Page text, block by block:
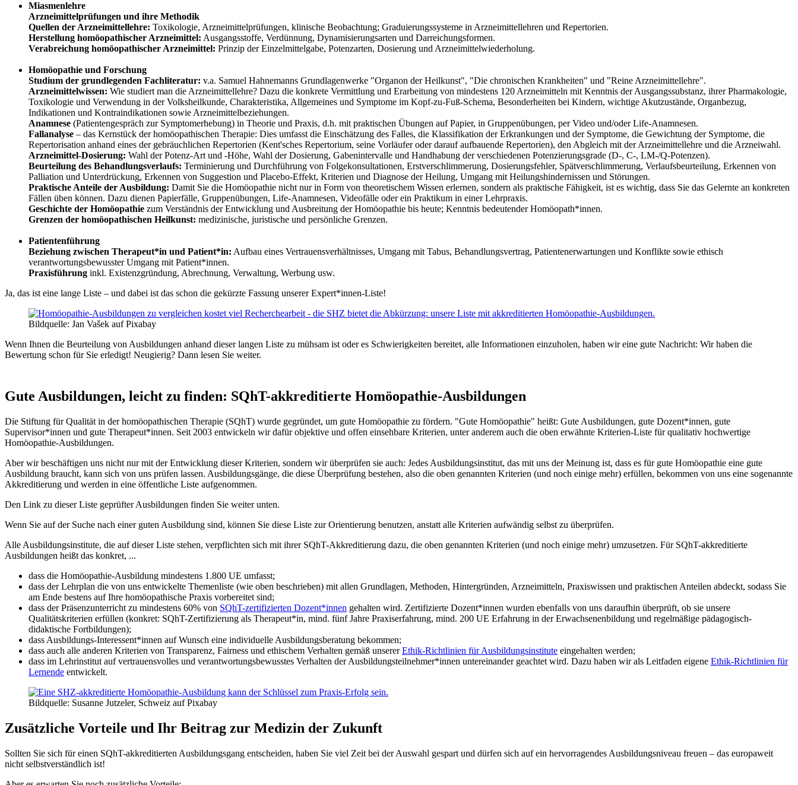
Miasmenlehre
Arzneimittelprüfungen und ihre Methodik
Quellen der Arzneimittellehre: Toxikologie, Arzneimittelprüfungen, klinische Beobachtung; Graduierungssysteme in Arzneimittellehren und Repertorien.
Herstellung homöopathischer Arzneimittel: Ausgangsstoffe, Verdünnung, Dynamisierungsarten und Darreichungsformen.
Verabreichung homöopathischer Arzneimittel: Prinzip der Einzelmittelgabe, Potenzarten, Dosierung und Arzneimittelwiederholung.
Homöopathie und Forschung
Studium der grundlegenden Fachliteratur: v.a. Samuel Hahnemanns Grundlagenwerke "Organon der Heilkunst", "Die chronischen Krankheiten" und "Reine Arzneimittellehre".
Arzneimittelwissen: Wie studiert man die Arzneimittellehre? Dazu die konkrete Vermittlung und Erarbeitung von mindestens 120 Arzneimitteln mit Kenntnis der Ausgangssubstanz, ihrer Pharmakologie,
Toxikologie und Verwendung in der Volksheilkunde, Charakteristika, Allgemeines und Symptome im Kopf-zu-Fuß-Schema, Besonderheiten bei Kindern, wichtige Akutzustände, Organbezug,
Indikationen und Kontraindikationen sowie Arzneimittelbeziehungen.
Anamnese (Patientengespräch zur Symptomerhebung) in Theorie und Praxis, d.h. mit praktischen Übungen auf Papier, in Gruppenübungen, per Video und/oder Life-Anamnesen.
Fallanalyse – das Kernstück der homöopathischen Therapie: Dies umfasst die Einschätzung des Falles, die Klassifikation der Erkrankungen und der Symptome, die Gewichtung der Symptome, die
Repertorisation anhand eines der gebräuchlichen Repertorien (Kent'sches Repertorium, seine Vorläufer oder darauf aufbauende Repertorien), den Abgleich mit der Arzneimittellehre und die Arzneiwahl.
Arzneimittel-Dosierung: Wahl der Potenz-Art und -Höhe, Wahl der Dosierung, Gabenintervalle und Handhabung der verschiedenen Potenzierungsgrade (D-, C-, LM-/Q-Potenzen).
Beurteilung des Behandlungsverlaufs: Terminierung und Durchführung von Folgekonsultationen, Erstverschlimmerung, Dosierungsfehler, Spätverschlimmerung, Verlaufsbeurteilung, Erkennen von
Palliation und Unterdrückung, Erkennen von Suggestion und Placebo-Effekt, Kriterien und Diagnose der Heilung, Umgang mit Heilungshindernissen und Störungen.
Praktische Anteile der Ausbildung: Damit Sie die Homöopathie nicht nur in Form von theoretischem Wissen erlernen, sondern als praktische Fähigkeit, ist es wichtig, dass Sie das Gelernte an konkreten
Fällen üben können. Dazu dienen Papierfälle, Gruppenübungen, Life-Anamnesen, Videofälle oder ein Praktikum in einer Lehrpraxis.
Geschichte der Homöopathie zum Verständnis der Entwicklung und Ausbreitung der Homöopathie bis heute; Kenntnis bedeutender Homöopath*innen.
Grenzen der homöopathischen Heilkunst: medizinische, juristische und persönliche Grenzen.
Patientenführung
Beziehung zwischen Therapeut*in und Patient*in: Aufbau eines Vertrauensverhältnisses, Umgang mit Tabus, Behandlungsvertrag, Patientenerwartungen und Konflikte sowie ethisch
verantwortungsbewusster Umgang mit Patient*innen.
Praxisführung inkl. Existenzgründung, Abrechnung, Verwaltung, Werbung usw.
Ja, das ist eine lange Liste – und dabei ist das schon die gekürzte Fassung unserer Expert*innen-Liste!
Bildquelle: Jan Vašek auf Pixabay
Wenn Ihnen die Beurteilung von Ausbildungen anhand dieser langen Liste zu mühsam ist oder es Schwierigkeiten bereitet, alle Informationen einzuholen, haben wir eine gute Nachricht: Wir haben die
Bewertung schon für Sie erledigt! Neugierig? Dann lesen Sie weiter.
Gute Ausbildungen, leicht zu finden: SQhT-akkreditierte Homöopathie-Ausbildungen
Die Stiftung für Qualität in der homöopathischen Therapie (SQhT) wurde gegründet, um gute Homöopathie zu fördern. "Gute Homöopathie" heißt: Gute Ausbildungen, gute Dozent*innen, gute
Supervisor*innen und gute Therapeut*innen. Seit 2003 entwickeln wir dafür objektive und offen einsehbare Kriterien, unter anderem auch die oben erwähnte Kriterien-Liste für qualitativ hochwertige
Homöopathie-Ausbildungen.
Aber wir beschäftigen uns nicht nur mit der Entwicklung dieser Kriterien, sondern wir überprüfen sie auch: Jedes Ausbildungsinstitut, das mit uns der Meinung ist, dass es für gute Homöopathie eine gute
Ausbildung braucht, kann sich von uns prüfen lassen. Ausbildungsgänge, die diese Überprüfung bestehen, also die oben genannten Kriterien (und noch einige mehr) erfüllen, bekommen von uns eine sogenannte
Akkreditierung und werden in eine öffentliche Liste aufgenommen.
Den Link zu dieser Liste geprüfter Ausbildungen finden Sie weiter unten.
Wenn Sie auf der Suche nach einer guten Ausbildung sind, können Sie diese Liste zur Orientierung benutzen, anstatt alle Kriterien aufwändig selbst zu überprüfen.
Alle Ausbildungsinstitute, die auf dieser Liste stehen, verpflichten sich mit ihrer SQhT-Akkreditierung dazu, die oben genannten Kriterien (und noch einige mehr) umzusetzen. Für SQhT-akkreditierte
Ausbildungen heißt das konkret, ...
dass die Homöopathie-Ausbildung mindestens 1.800 UE umfasst;
dass der Lehrplan die von uns entwickelte Themenliste (wie oben beschrieben) mit allen Grundlagen, Methoden, Hintergründen, Arzneimitteln, Praxiswissen und praktischen Anteilen abdeckt, sodass Sie
am Ende bestens auf Ihre homöopathische Praxis vorbereitet sind;
dass der Präsenzunterricht zu mindestens 60% von SQhT-zertifizierten Dozent*innen gehalten wird. Zertifizierte Dozent*innen wurden ebenfalls von uns daraufhin überprüft, ob sie unsere
Qualitätskriterien erfüllen (konkret: SQhT-Zertifizierung als Therapeut*in, mind. fünf Jahre Praxiserfahrung, mind. 200 UE Erfahrung in der Erwachsenenbildung und regelmäßige pädagogisch-
didaktische Fortbildungen);
dass Ausbildungs-Interessent*innen auf Wunsch eine individuelle Ausbildungsberatung bekommen;
dass auch alle anderen Kriterien von Transparenz, Fairness und ethischem Verhalten gemäß unsererEthik-Richtlinien für Ausbildungsinstitute eingehalten werden;
dass im Lehrinstitut auf vertrauensvolles und verantwortungsbewusstes Verhalten der Ausbildungsteilnehmer*innen untereinander geachtet wird. Dazu haben wir als Leitfaden eigene Ethik-Richtlinien für
Lernende entwickelt.
Bildquelle: Susanne Jutzeler, Schweiz auf Pixabay
Zusätzliche Vorteile und Ihr Beitrag zur Medizin der Zukunft
Sollten Sie sich für einen SQhT-akkreditierten Ausbildungsgang entscheiden, haben Sie viel Zeit bei der Auswahl gespart und dürfen sich auf ein hervorragendes Ausbildungsniveau freuen – das europaweit
nicht selbstverständlich ist!